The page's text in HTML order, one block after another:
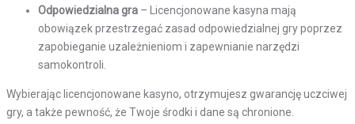
Odpowiedzialna gra – Licencjonowane kasyna mają
obowiązek przestrzegać zasad odpowiedzialnej gry poprzez
zapobieganie uzależnieniom i zapewnianie narzędzi
samokontroli.
Wybierając licencjonowane kasyno, otrzymujesz gwarancję uczciwej
gry, a także pewność, że Twoje środki i dane są chronione.